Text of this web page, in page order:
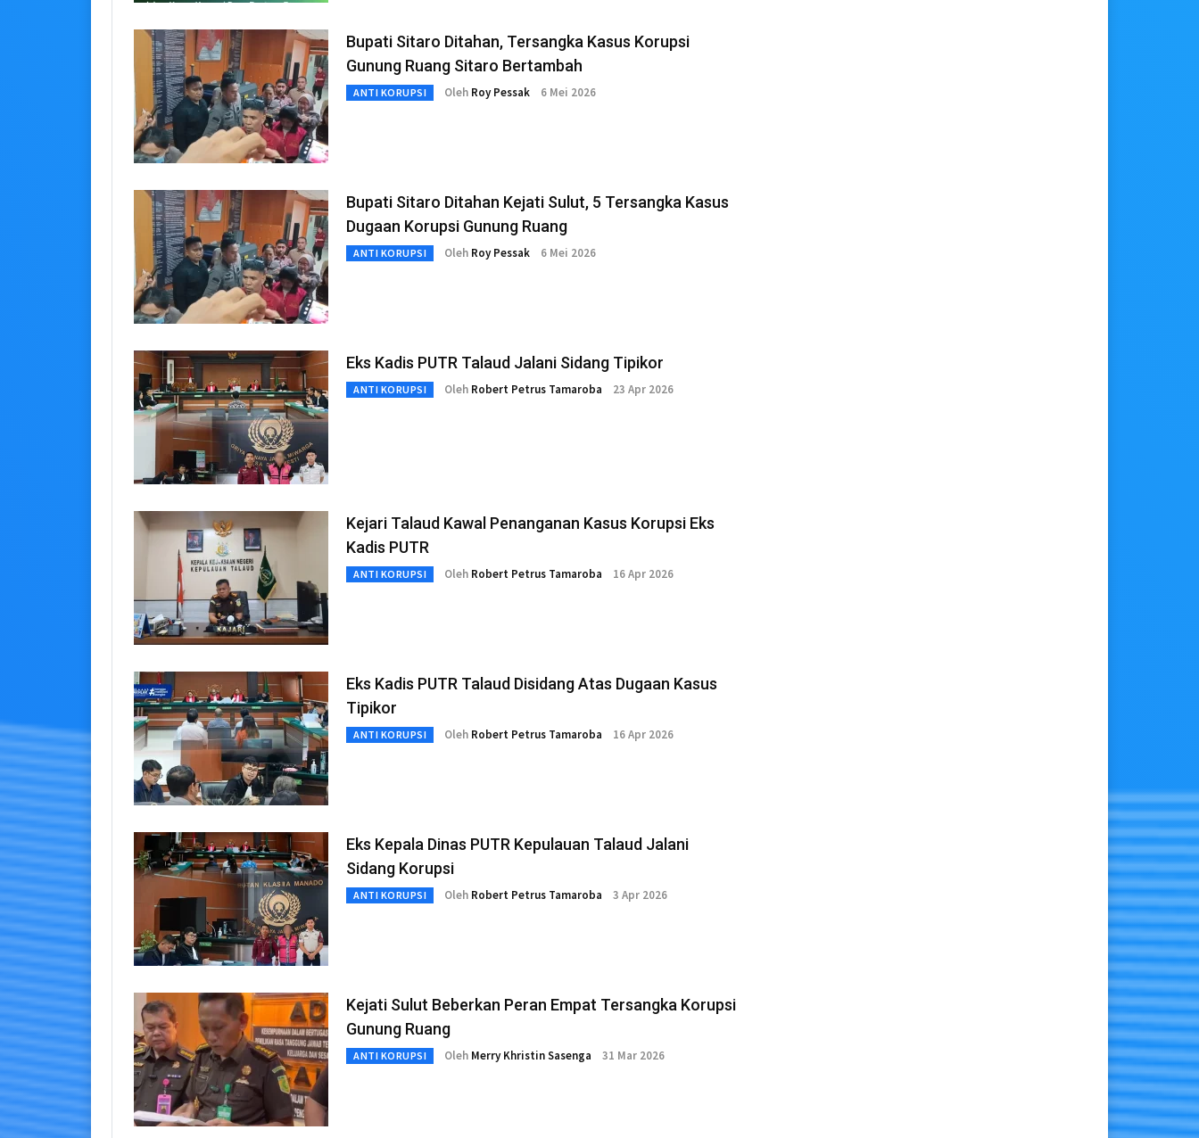
Bupati Sitaro Ditahan, Tersangka Kasus Korupsi
Gunung Ruang Sitaro Bertambah
ANTI KORUPSI Oleh Roy Pessak 6 Mei 2026
Bupati Sitaro Ditahan Kejati Sulut, 5 Tersangka Kasus
Dugaan Korupsi Gunung Ruang
ANTI KORUPSI Oleh Roy Pessak 6 Mei 2026
Eks Kadis PUTR Talaud Jalani Sidang Tipikor
ANTI KORUPSI Oleh Robert Petrus Tamaroba 23 Apr 2026
Kejari Talaud Kawal Penanganan Kasus Korupsi Eks
Kadis PUTR
ANTI KORUPSI Oleh Robert Petrus Tamaroba 16 Apr 2026
Eks Kadis PUTR Talaud Disidang Atas Dugaan Kasus
Tipikor
ANTI KORUPSI Oleh Robert Petrus Tamaroba 16 Apr 2026
Eks Kepala Dinas PUTR Kepulauan Talaud Jalani
Sidang Korupsi
ANTI KORUPSI Oleh Robert Petrus Tamaroba 3 Apr 2026
Kejati Sulut Beberkan Peran Empat Tersangka Korupsi
Gunung Ruang
ANTI KORUPSI Oleh Merry Khristin Sasenga 31 Mar 2026